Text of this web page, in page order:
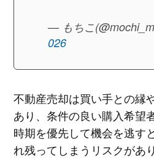
— もちこ
026
不動産売却は買い手との縁
あり、条件の良い購入希望
時期を優先して機会を逃す
れ残ってしまうリスクがあ